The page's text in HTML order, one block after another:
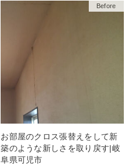
Before
After
お部屋のクロス張替えをして新
築のような新しさを取り戻す|岐
阜県可児市